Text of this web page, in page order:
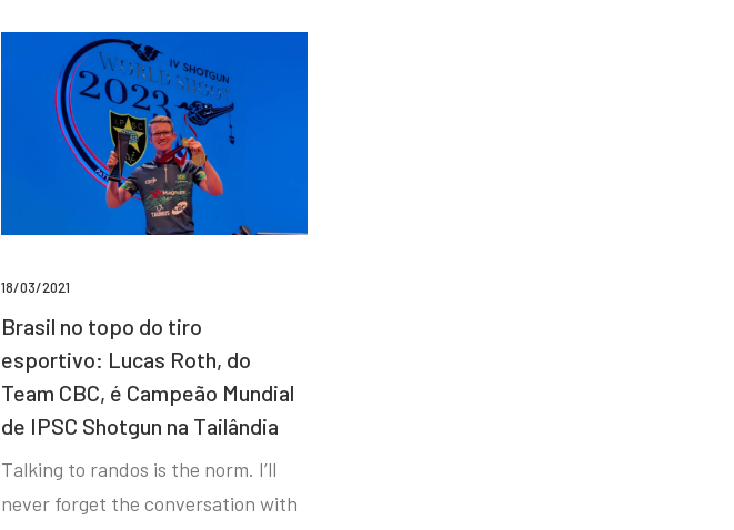
18/03/2021
Brasil no topo do tiro
esportivo: Lucas Roth, do
Team CBC, é Campeão Mundial
de IPSC Shotgun na Tailândia
Talking to randos is the norm. I’ll
never forget the conversation with